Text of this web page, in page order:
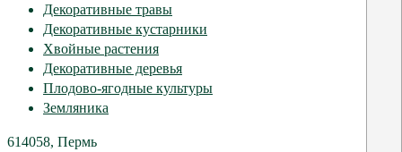
Декоративные травы
Декоративные кустарники
Хвойные растения
Декоративные деревья
Плодово-ягодные культуры
Земляника
614058, Пермь